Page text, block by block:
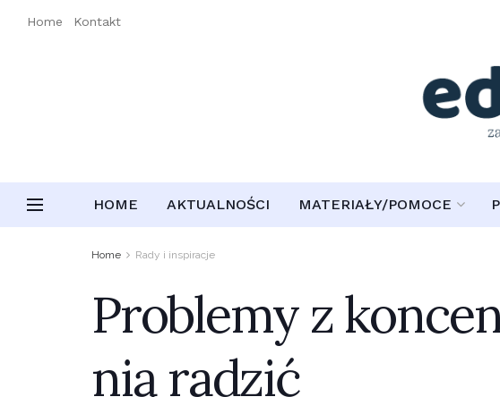
Home Kontakt
HOME AKTUALNOŚCI MATERIAŁY/POMOCE
Home Rady i inspiracje
Problemy z
nią radzić